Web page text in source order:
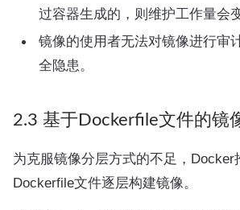
过容器生成的，则维护工作量会
镜像的使用者无法对镜像进行审
全隐患。
2.3 基于Dockerfile文件的镜
为克服镜像分层方式的不足，Docker
Dockerfile文件逐层构建镜像。